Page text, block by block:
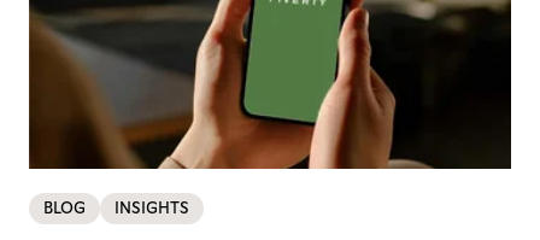
BLOG INSIGHTS